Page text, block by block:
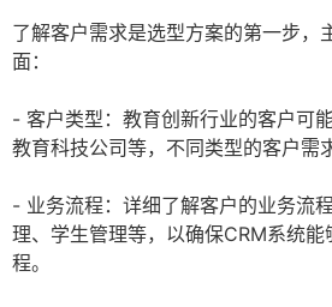
了解客户需求是选型方案的第一步，
面：
- 客户类型：教育创新行业的客户可
教育科技公司等，不同类型的客户需
- 业务流程：详细了解客户的业务流
理、学生管理等，以确保CRM系统
程。